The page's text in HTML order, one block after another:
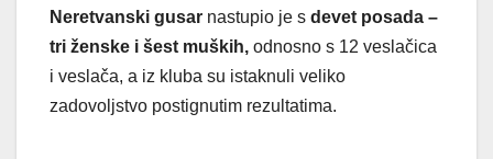
Neretvanski gusar nastupio je s devet posada –
tri ženske i šest muških, odnosno s 12 veslačica
i veslača, a iz kluba su istaknuli veliko
zadovoljstvo postignutim rezultatima.